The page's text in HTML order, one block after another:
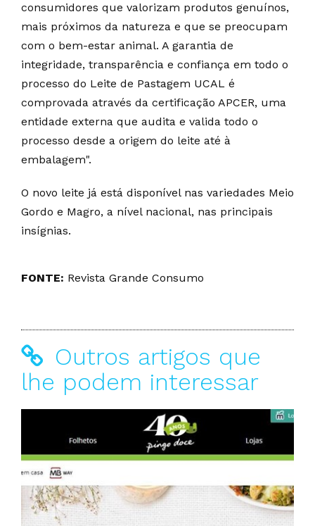
consumidores que valorizam produtos genuínos,
mais próximos da natureza e que se preocupam
com o bem-estar animal. A garantia de
integridade, transparência e confiança em todo o
processo do Leite de Pastagem UCAL é
comprovada através da certificação APCER, uma
entidade externa que audita e valida todo o
processo desde a origem do leite até à
embalagem".
O novo leite já está disponível nas variedades Meio
Gordo e Magro, a nível nacional, nas principais
insígnias.
FONTE: Revista Grande Consumo
Outros artigos que
lhe podem interessar